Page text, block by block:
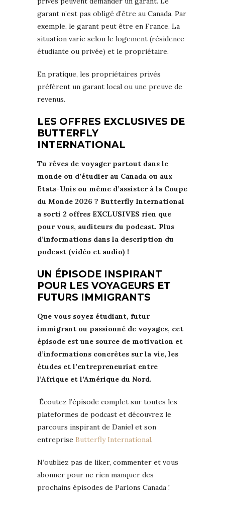
garant n’est pas obligé d’être au Canada. Par
exemple, le garant peut être en France. La
situation varie selon le logement (résidence
étudiante ou privée) et le propriétaire.
En pratique, les propriétaires privés
préfèrent un garant local ou une preuve de
revenus.
LES OFFRES EXCLUSIVES DE
BUTTERFLY
INTERNATIONAL
Tu rêves de voyager partout dans le
monde ou d’étudier au Canada ou aux
Etats-Unis ou même d’assister à la Coupe
du Monde 2026 ? Butterfly International
a sorti 2 offres EXCLUSIVES rien que
pour vous, auditeurs du podcast. Plus
d’informations dans la description du
podcast (vidéo et audio) !
UN ÉPISODE INSPIRANT
POUR LES VOYAGEURS ET
FUTURS IMMIGRANTS
Que vous soyez étudiant, futur
immigrant ou passionné de voyages, cet
épisode est une source de motivation et
d’informations concrètes sur la vie, les
études et l’entrepreneuriat entre
l’Afrique et l’Amérique du Nord.
️ Écoutez l’épisode complet sur toutes les
plateformes de podcast et découvrez le
parcours inspirant de Daniel et son
entreprise Butterfly International.
N’oubliez pas de liker, commenter et vous
abonner pour ne rien manquer des
prochains épisodes de Parlons Canada !